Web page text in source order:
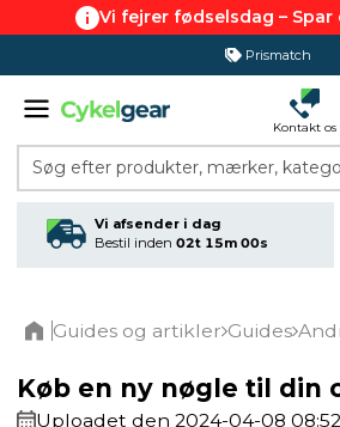
Vi fejrer fødselsdag –
Prismatch
Kontakt os
Søg efter produkter, mærker,
Vi afsender i dag
Bestil inden 02t 14m 59s
Guides og artikler Guides
Køb en ny nøgle til din
Uploadet den 2024-04-08